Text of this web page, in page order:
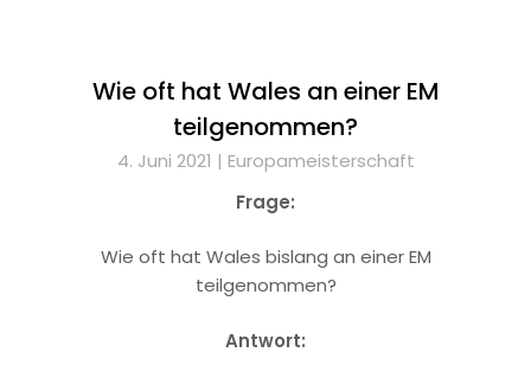
Wie oft hat Wales an einer EM
teilgenommen?
4. Juni 2021 | Europameisterschaft
Frage:
Wie oft hat Wales bislang an einer EM
teilgenommen?
Antwort: